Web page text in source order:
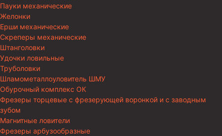
Пауки механические
Желонки
Ерши механические
Скреперы механические
Штанголовки
Удочки ловильные
Труболовки
Шламометаллоуловитель ШМУ
Обурочный комплекс ОК
Фрезеры торцевые с фрезерующей воронкой и с заводным
зубом
Магнитные ловители
Фрезеры арбузообразные